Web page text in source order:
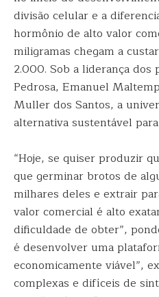
divisão celular e a
hormônio de alto valor
miligramas chegam a
2.000. Sob a liderança dos
Pedrosa, Emanuel
Muller dos Santos, a
alternativa sustentável
“Hoje, se quiser produzir
que germinar brotos de
milhares deles e extrair
valor comercial é alto
dificuldade de obter”,
é desenvolver uma
economicamente viável”,
complexas e difíceis de